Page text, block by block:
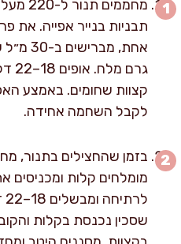
תבניות בנייר אפייה. את
קצוות שחומים. באמצע
לקבל השחמה אחידה.
בזמן שהחצילים בתנור,
מומלחים קלות ומכניסים
שסכין נכנסת בקלות